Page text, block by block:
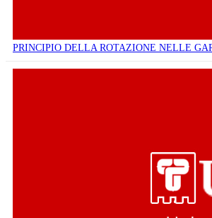
PRINCIPIO DELLA ROTAZIONE NELLE